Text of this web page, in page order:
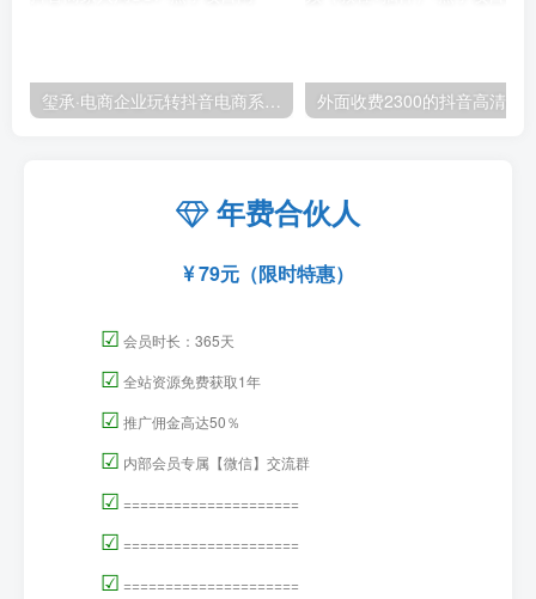
玺承·电商企业玩转抖音电商系列课，6大维度，6位老师，线上揭秘抖音商家入局SOP
年费合伙人
79元（限时特惠）
☑ 会员时长：365天
☑ 全站资源免费获取1年
☑ 推广佣金高达50％
☑ 内部会员专属【微信】交流群
☑ =====================
☑ =====================
☑ =====================